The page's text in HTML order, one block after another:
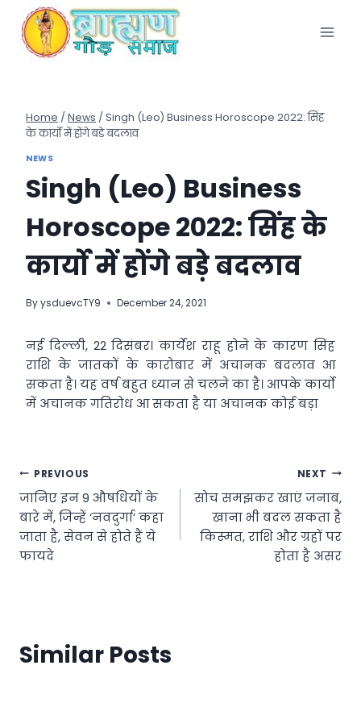
content
Home / News / Singh (Leo) Business Horoscope 2022: सिंह
के कार्यो में होंगे बड़े बदलाव
NEWS
Singh (Leo) Business
Horoscope 2022: सिंह के
कार्यो में होंगे बड़े बदलाव
ByysduevcTY9 December 24, 2021
नई दिल्ली, 22 दिसंबर। कार्येश राहू होने के कारण सिंह
राशि के जातकों के कारोबार में अचानक बदलाव आ
सकता है। यह वर्ष बहुत ध्यान से चलने का है। आपके कार्यो
में अचानक गतिरोध आ सकता है या अचानक कोई बड़ा
Post
navigation
PREVIOUS
जानिए इन 9 औषधियों के
बारे में, जिन्हें ‘नवदुर्गा’ कहा
जाता है, सेवन से होते हैं ये
फायदे
NEXT
सोच समझकर खाएं जनाब,
खाना भी बदल सकता है
किस्मत, राशि और ग्रहों पर
होता है असर
Similar Posts